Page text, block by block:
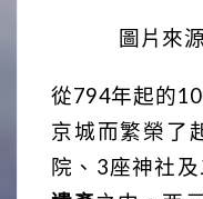
圖片來
從794年起的
京城而繁榮了
院、3座神社